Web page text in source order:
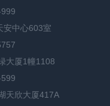
安中心603室
大厦1幢1108
天欣大厦417A